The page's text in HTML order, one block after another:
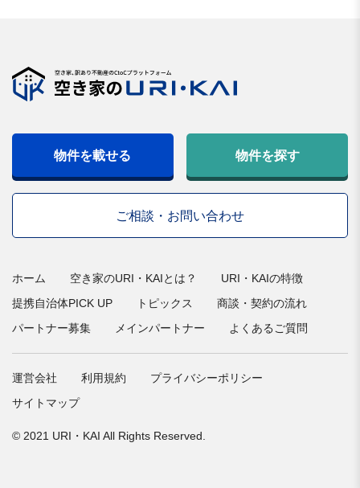
物件を載せる 物件を探す
ご相談・お問い合わせ
ホーム 空き家のURI・KAIとは？
URI・KAIの特徴
提携自治体PICK UP
トピックス
商談・契約の流れ
パートナー募集
メインパートナー よくあるご質問
運営会社 利用規約
プライバシーポリシー
サイトマップ
© 2021 URI・KAI All Rights Reserved.